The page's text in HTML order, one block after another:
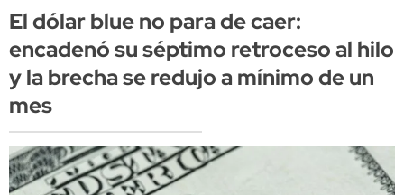
El dólar blue no para de caer:
encadenó su séptimo retroceso al hilo
y la brecha se redujo a mínimo de un
mes